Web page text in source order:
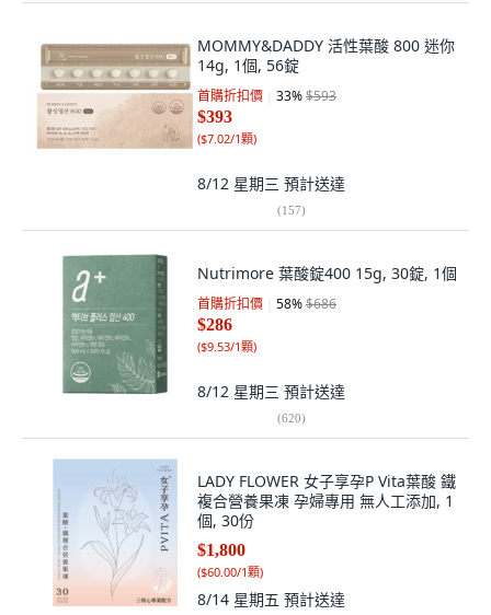
MOMMY&DADDY 活性葉酸 800 迷你
14g, 1個, 56錠
首購折扣價 33%$593
$393
($7.02/1顆)
8/12 星期三 預計送達
(157)
Nutrimore 葉酸錠400 15g, 30錠, 1個
首購折扣價 58%$686
$286
($9.53/1顆)
8/12 星期三 預計送達
(620)
LADY FLOWER 女子享孕P Vita葉酸 鐵
複合營養果凍 孕婦專用 無人工添加, 1
個, 30份
$1,800
($60.00/1顆)
8/14 星期五 預計送達